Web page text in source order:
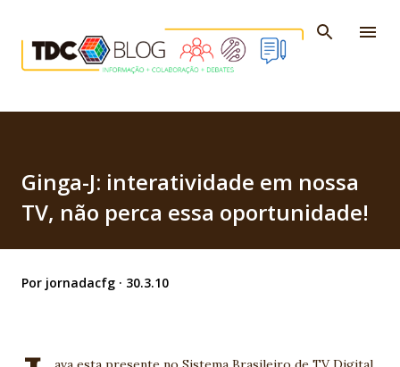
Ginga-J: interatividade em nossa
TV, não perca essa oportunidade!
Por jornadacfg 30.3.10